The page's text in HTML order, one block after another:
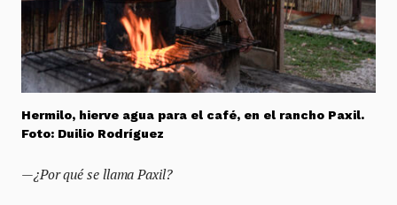
Hermilo, hierve agua para el café, en el rancho Paxil.
Foto: Duilio Rodríguez
—¿Por qué se llama Paxil?